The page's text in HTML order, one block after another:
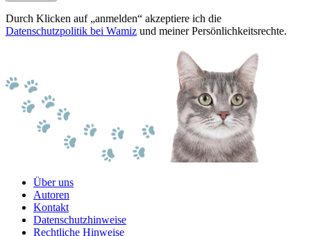
Durch Klicken auf „anmelden“ akzeptiere ich die
Datenschutzpolitik bei Wamiz und meiner Persönlichkeitsrechte.
Über uns
Autoren
Kontakt
Datenschutzhinweise
Rechtliche Hinweise